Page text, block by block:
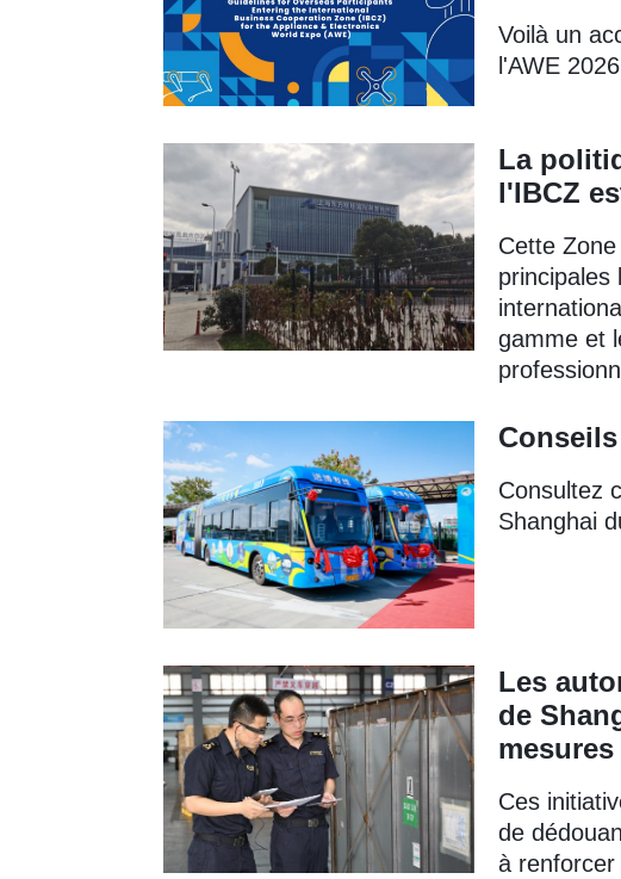
Voilà un
l'AWE
La
l'IBCZ
Cette
principales
gamme et
Consultez
Shanghai
Les
de
mesures
Ces
de
à renforcer